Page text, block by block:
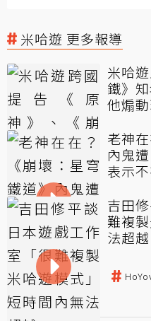
米哈遊 更多報導
米哈
鐵》
他煽
老神
內鬼
表示
吉田
難複
法超越
米哈遊 聲優
RPG
手遊